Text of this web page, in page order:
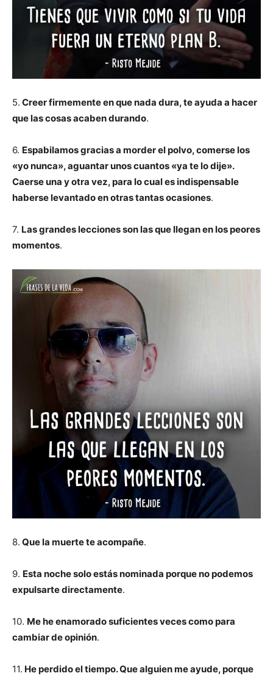
5. Creer firmemente en que nada dura, te ayuda a hacer
que las cosas acaben durando.
6. Espabilamos gracias a morder el polvo, comerse los
«yo nunca», aguantar unos cuantos «ya te lo dije».
Caerse una y otra vez, para lo cual es indispensable
haberse levantado en otras tantas ocasiones.
7. Las grandes lecciones son las que llegan en los peores
momentos.
8. Que la muerte te acompañe.
9. Esta noche solo estás nominada porque no podemos
expulsarte directamente.
10. Me he enamorado suficientes veces como para
cambiar de opinión.
11. He perdido el tiempo. Que alguien me ayude, porque